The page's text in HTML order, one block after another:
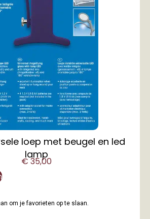
loep met beugel en led
lamp
€35,00
om je favorieten op te slaan.